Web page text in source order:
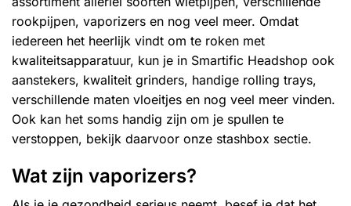
rookpijpen, vaporizers en nog veel meer. Omdat
iedereen het heerlijk vindt om te roken met
kwaliteitsapparatuur, kun je in Smartific Headshop ook
aanstekers, kwaliteit grinders, handige rolling trays,
verschillende maten vloeitjes en nog veel meer vinden.
Ook kan het soms handig zijn om je spullen te
verstoppen, bekijk daarvoor onze stashbox sectie.
Wat zijn vaporizers?